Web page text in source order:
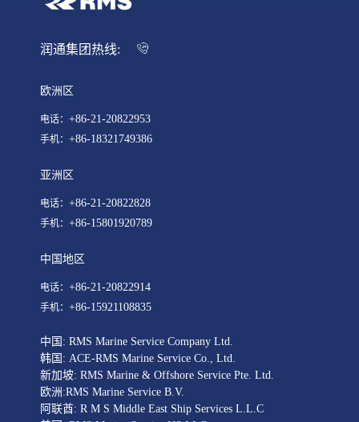
润通集团热线:
欧洲区
电话： +86-21-20822953
手机： +86-18321749386
亚洲区
电话： +86-21-20822828
手机： +86-15801920789
中国地区
电话： +86-21-20822914
手机： +86-15921108835
中国: RMS Marine Service Company Ltd.
韩国: ACE-RMS Marine Service Co., Ltd.
新加坡: RMS Marine & Offshore Service Pte. Ltd.
欧洲:RMS Marine Service B.V.
阿联酋: R M S Middle East Ship Services L.L.C